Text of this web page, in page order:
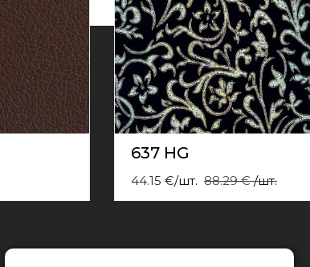
637 HG
44.15 €/шт. 88.29 € /шт.